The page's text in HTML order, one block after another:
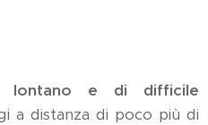
lontano e di difficile
a distanza di poco più di